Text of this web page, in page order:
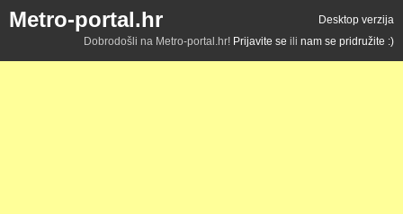
Metro-portal.hr
Desktop verzija
Dobrodošli na Metro-portal.hr! Prijavite se ili nam se pridružite :)